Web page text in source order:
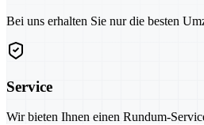
Bei uns erhalten Sie nur die besten
Service
Wir bieten Ihnen einen Rundum-